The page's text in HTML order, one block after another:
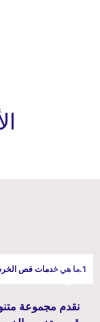
ما هي خدمات قص
نقدم مجموعة